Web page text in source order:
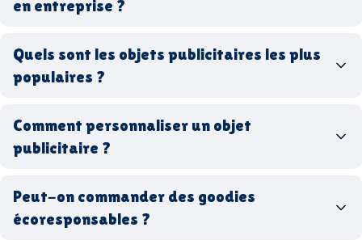
en entreprise ?
Quels sont les objets publicitaires les plus
populaires ?
stylos personnalisés
tote bags publicitaires
gourdes réutilisables
France Made in Europe goodies hi-tech
Comment personnaliser un objet
publicitaire ?
Peut-on commander des goodies
écoresponsables ?